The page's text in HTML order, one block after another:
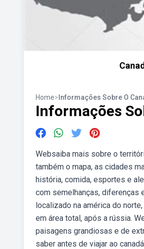
Home> Informações Sobre O
Informações
Websaiba mais sobre o
também o mapa, as cidades
história, comida, esportes e
com semelhanças, diferenças
localizado na américa do
em área total, após a rússia.
paisagens grandiosas e de
saber antes de viajar ao